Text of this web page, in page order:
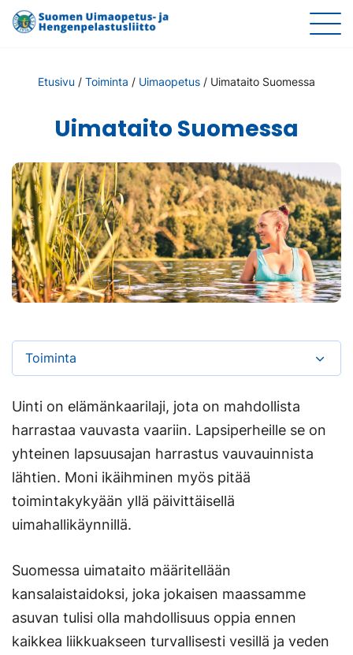
Etusivu / Toiminta / Uimaopetus / Uimataito Suomessa
Uimataito Suomessa
Toiminta
Uinti on elämänkaarilaji, jota on mahdollista
harrastaa vauvasta vaariin. Lapsiperheille se on
yhteinen lapsuusajan harrastus vauvauinnista
lähtien. Moni ikäihminen myös pitää
toimintakykyään yllä päivittäisellä
uimahallikäynnillä.
Suomessa uimataito määritellään
kansalaistaidoksi, joka jokaisen maassamme
asuvan tulisi olla mahdollisuus oppia ennen
kaikkea liikkuakseen turvallisesti vesillä ja veden